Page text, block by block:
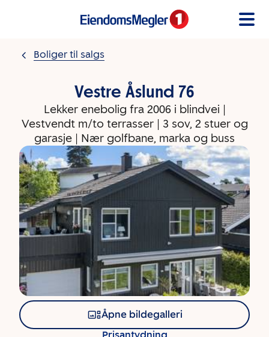
Boliger til salgs
Vestre Åslund 76
Lekker enebolig fra 2006 i blindvei |
Vestvendt m/to terrasser | 3 sov, 2 stuer og
garasje | Nær golfbane, marka og buss
Åpne bildegalleri